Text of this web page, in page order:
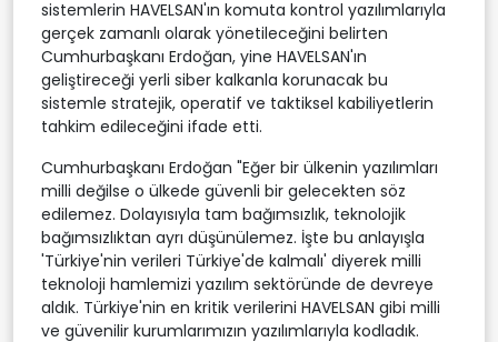
sistemlerin HAVELSAN'ın komuta kontrol yazılımlarıyla
gerçek zamanlı olarak yönetileceğini belirten
Cumhurbaşkanı Erdoğan, yine HAVELSAN'ın
geliştireceği yerli siber kalkanla korunacak bu
sistemle stratejik, operatif ve taktiksel kabiliyetlerin
tahkim edileceğini ifade etti.
Cumhurbaşkanı Erdoğan "Eğer bir ülkenin yazılımları
milli değilse o ülkede güvenli bir gelecekten söz
edilemez. Dolayısıyla tam bağımsızlık, teknolojik
bağımsızlıktan ayrı düşünülemez. İşte bu anlayışla
'Türkiye'nin verileri Türkiye'de kalmalı' diyerek milli
teknoloji hamlemizi yazılım sektöründe de devreye
aldık. Türkiye'nin en kritik verilerini HAVELSAN gibi milli
ve güvenilir kurumlarımızın yazılımlarıyla kodladık.